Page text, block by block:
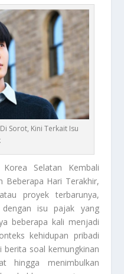
Sorot, Kini Terkait Isu
Selatan Kembali
Beberapa Hari Terakhir,
proyek terbarunya,
dengan isu pajak yang
beberapa kali menjadi
kehidupan pribadi
berita soal kemungkinan
hingga menimbulkan